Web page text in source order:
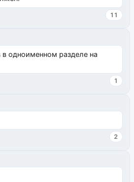
11
одноименном разделе на
1
2